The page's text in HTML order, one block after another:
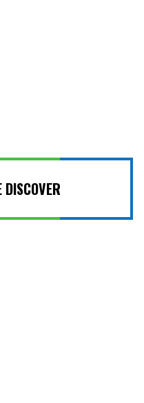
DISCOVER